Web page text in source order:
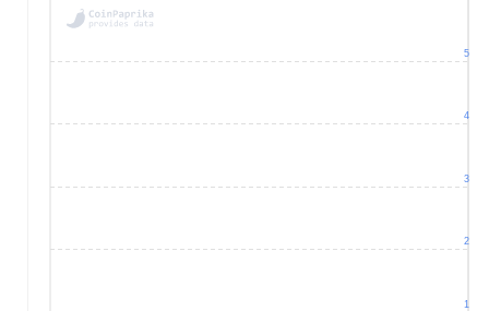
1
2
3
4
5